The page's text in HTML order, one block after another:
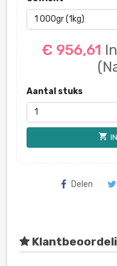
€ 956,61
Aantal stuks
shopping_cart
Delen